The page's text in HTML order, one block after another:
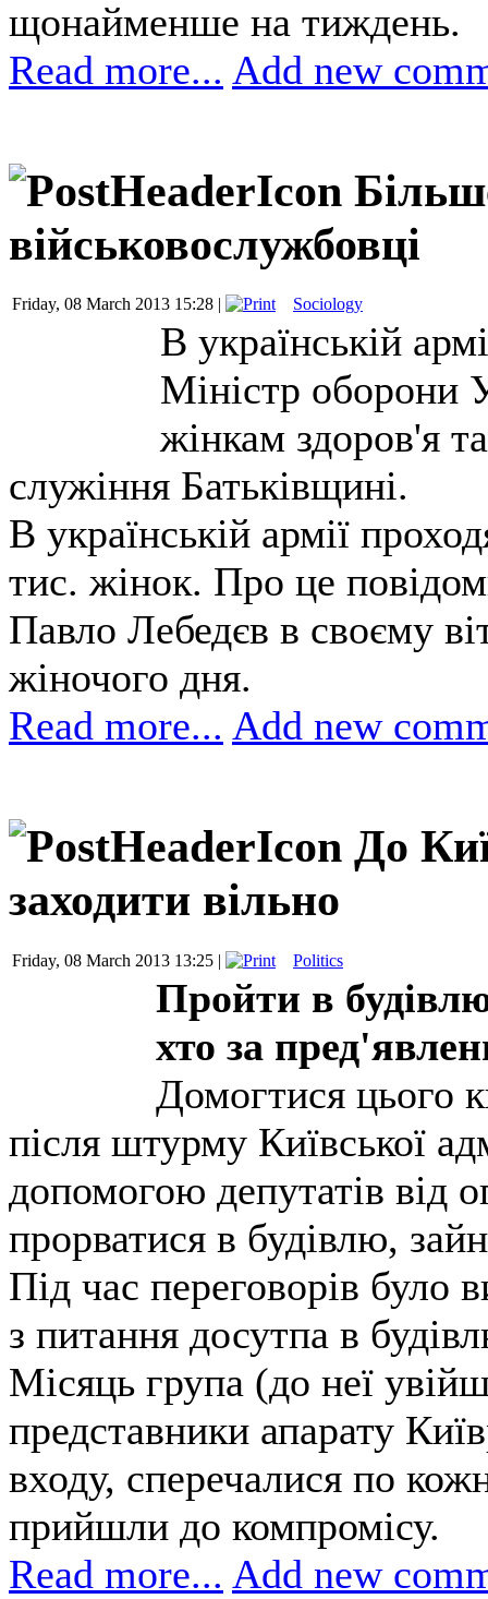
щонайменше на тиждень.
Read more... Add new
військовослужбовці
Friday, 08 March 2013 15:28 | Sociology
В українській
Міністр оборони
жінкам здоров'я
служіння Батьківщині.
В українській армії
тис. жінок. Про це
Павло Лебедєв в своєму
жіночого дня.
Read more... Add new
До
заходити вільно
Friday, 08 March 2013 13:25 | Politics
Пройти в
хто за
Домогтися цього
після штурму Київської
допомогою депутатів від
прорватися в будівлю,
Під час переговорів було
з питання досутпа в
Місяць група (до неї
представники апарату
входу, сперечалися по
прийшли до компромісу.
Read more... Add new